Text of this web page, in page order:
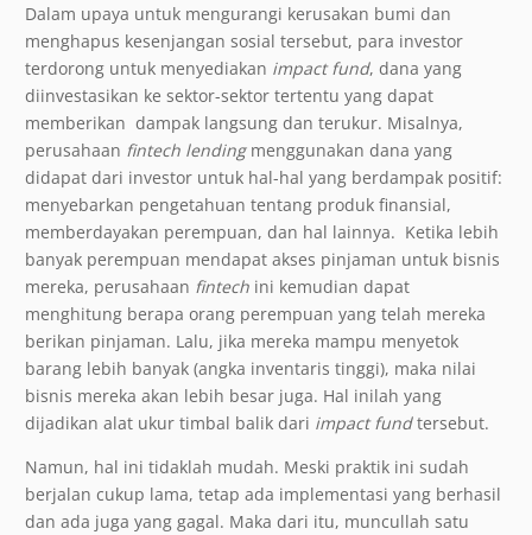
Dalam upaya untuk mengurangi kerusakan bumi dan
menghapus kesenjangan sosial tersebut, para investor
terdorong untuk menyediakan impact fund, dana yang
diinvestasikan ke sektor-sektor tertentu yang dapat
memberikan dampak langsung dan terukur. Misalnya,
perusahaan fintech lendingmenggunakan dana yang
didapat dari investor untuk hal-hal yang berdampak positif:
menyebarkan pengetahuan tentang produk finansial,
memberdayakan perempuan, dan hal lainnya. Ketika lebih
banyak perempuan mendapat akses pinjaman untuk bisnis
mereka, perusahaan fintech ini kemudian dapat
menghitung berapa orang perempuan yang telah mereka
berikan pinjaman. Lalu, jika mereka mampu menyetok
barang lebih banyak (angka inventaris tinggi), maka nilai
bisnis mereka akan lebih besar juga. Hal inilah yang
dijadikan alat ukur timbal balik dari impact fundtersebut.
Namun, hal ini tidaklah mudah. Meski praktik ini sudah
berjalan cukup lama, tetap ada implementasi yang berhasil
dan ada juga yang gagal. Maka dari itu, muncullah satu